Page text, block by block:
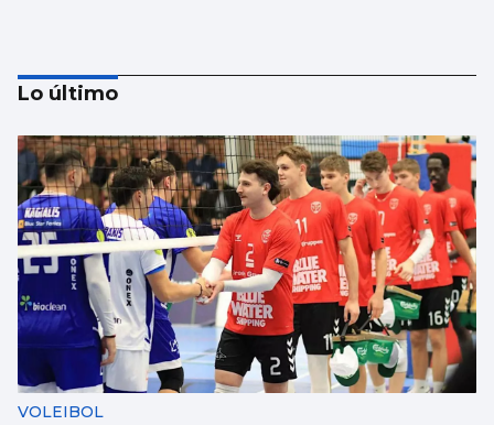
SANIDAD
Pacientes de Vigo participan en un estudio
sobre hemodiálisis
Lo último
VOLEIBOL